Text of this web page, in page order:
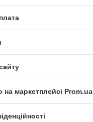
на маркетплейсі Prom.ua